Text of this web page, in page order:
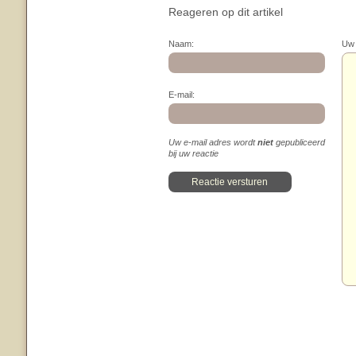
Reageren op dit artikel
Naam:
E-mail:
Uw e-mail adres wordtnietgepubliceerd
bij uw reactie
Uw